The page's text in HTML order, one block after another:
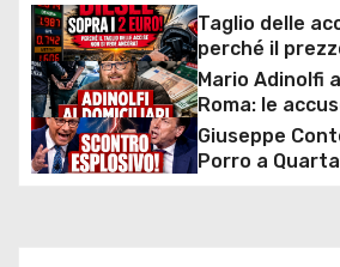
g
a
z
i
Taglio delle
perché il
sopra i 2 euro
sconto deciso
Mario Adinolfi
Roma: le
sulla presunta
e l’inchiesta
collettiva”
Giuseppe
Porro a